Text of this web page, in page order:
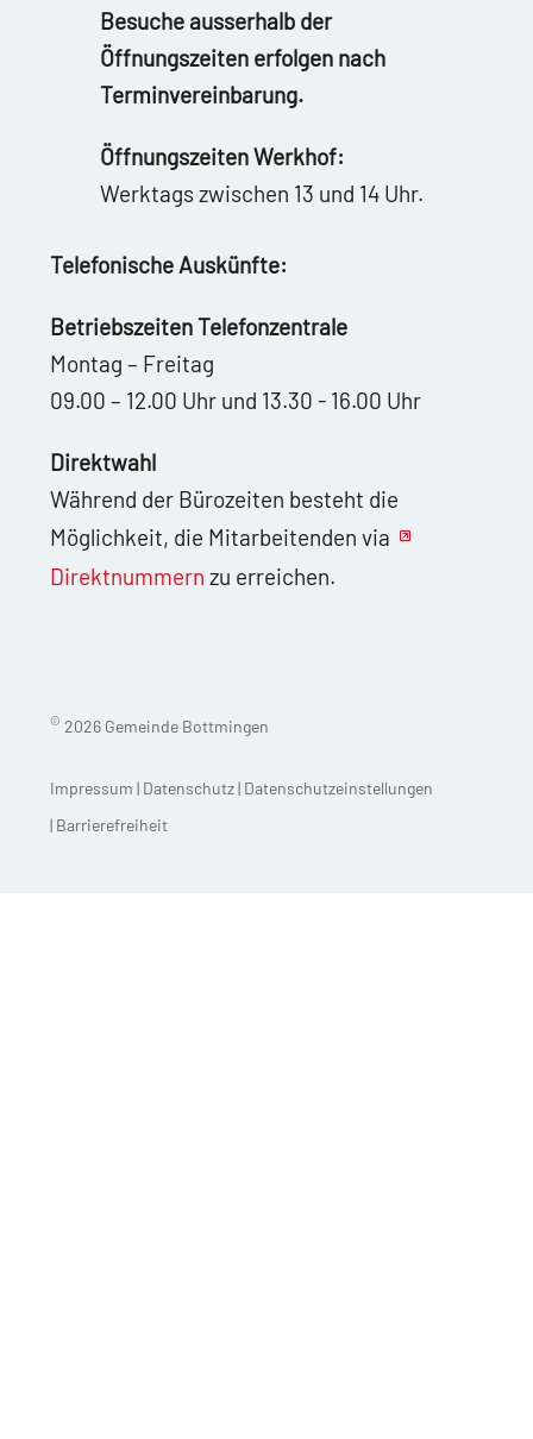
Besuche ausserhalb der
Öffnungszeiten erfolgen nach
Terminvereinbarung.
Öffnungszeiten Werkhof:
Werktags zwischen 13 und 14 Uhr.
Telefonische Auskünfte:
Betriebszeiten Telefonzentrale
Montag – Freitag
09.00 – 12.00 Uhr und 13.30 - 16.00 Uhr
Direktwahl
Während der Bürozeiten besteht die
Möglichkeit, die Mitarbeitenden via
Direktnummern zu erreichen.
© 2026 Gemeinde Bottmingen
Impressum | Datenschutz| Datenschutzeinstellungen
| Barrierefreiheit